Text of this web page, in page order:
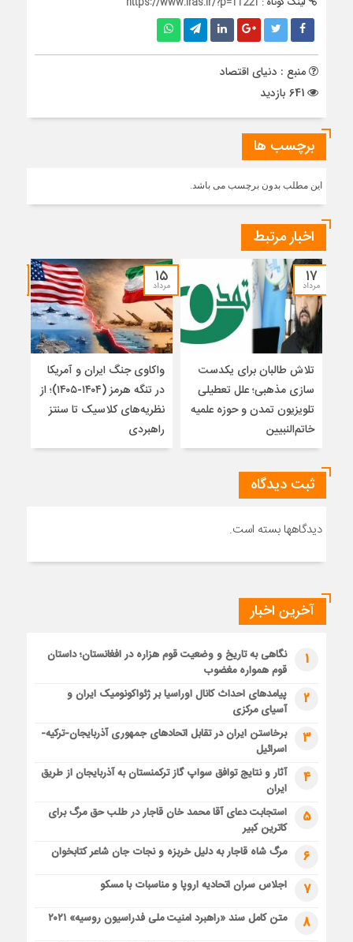
منبع : دنیای اقتصاد
برچسب ها
این مطلب بدون برچسب می باشد.
اخبار مرتبط
۱۷
مرداد
تلاش طالبان برای یکدست
سازی مذهبی؛ علل تعطیلی
تلویزیون تمدن و حوزه علمیه
خاتم‌النبیین
۱۵
مرداد
واکاوی جنگ ایران و آمریکا
در تنگه هرمز (۱۴۰۴-۱۴۰۵)؛ از
نظریه‌های کلاسیک تا سنتز
راهبردی
ثبت دیدگاه
دیدگاهها بسته است.
آخرین اخبار
1
نگاهی به تاریخ و وضعیت قوم هزاره در افغانستان؛ داستان
قوم همواره مغضوب
2
پیامدهای احداث کانال اوراسیا بر ژئواکونومیک ایران و
آسیای مرکزی
3
برخاستن ایران در تقابل اتحادهای جمهوری آذربایجان-ترکیه-
اسرائیل
4
آثار و نتایج توافق سواپ گاز ترکمنستان به آذربایجان از طریق
ایران
5
استجابت دعای آقا محمد خان قاجار در طلب حق مرگ برای
کاترین کبیر
6 مرگ شاه قاجار به دلیل خربزه و نجات جان شاعر کتابخوان
7 اجلاس سران اتحادیه اروپا و مناسبات با مسکو
8 متن کامل سند «راهبرد امنیت ملی فدراسیون روسیه» ۲۰۲۱